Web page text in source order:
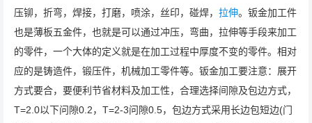
压铆，折弯，焊接，打磨，喷涂，丝印，碰焊， 拉伸。钣金加工件
也是薄板五金件，也就是可以通过冲压，弯曲，拉伸等手段来加工
的零件，一个大体的定义就是在加工过程中厚度不变的零件。相对
应的是铸造件，锻压件，机械加工零件等。钣金加工要注意：展开
方式要合，要便利节省材料及加工性，合理选择间隙及包边方式，
T=2.0以下问隙0.2，T=2-3问隙0.5，包边方式采用长边包短边(门